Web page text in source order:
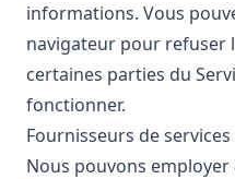
informations. Vous
navigateur pour refuser
certaines parties du
fonctionner.
Fournisseurs de services
Nous pouvons